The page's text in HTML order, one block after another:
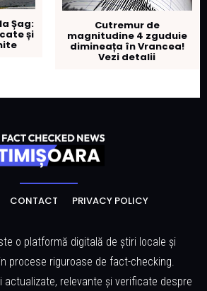
Șag:
și
Cutremur de
magnitudine 4 zguduie
dimineața în Vrancea!
Vezi detalii
CONTACT PRIVACY POLICY
o platformă digitală de știri locale și
procese riguroase de fact-checking.
actualizate, relevante și verificate despre